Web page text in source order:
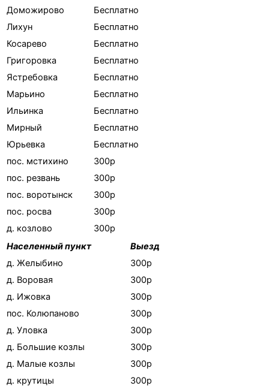
Доможирово
Бесплатно
Лихун
Бесплатно
Косарево
Бесплатно
Григоровка
Бесплатно
Ястребовка
Бесплатно
Марьино
Бесплатно
Ильинка
Бесплатно
Мирный
Бесплатно
Юрьевка
Бесплатно
пос. мстихино
300р
пос. резвань
300р
пос. воротынск
300р
пос. росва
300р
д. козлово
300р
Населенный пункт
Выезд
д. Желыбино
300р
д. Воровая
300р
д. Ижовка
300р
пос. Колюпаново
300р
д. Уловка
300р
д. Большие козлы
300р
д. Малые козлы
300р
д. крутицы
300р